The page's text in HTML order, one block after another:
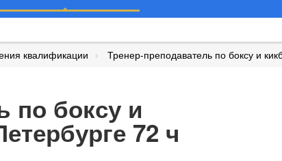
квалификации Тренер-преподаватель по боксу и
по боксу и
72 ч